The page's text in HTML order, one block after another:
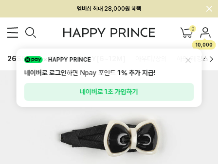
회원전용 아울렛, 가입하면 ~60% 할인!
멤버십 최대 28,000원 혜택 0
10,000
26SS 신상 BEST BABY[6~12M] 하의/레깅스
HAPPY PRINCE
네이버로 로그인하면 Npay 포인트1%추가 지급!
네이버로 1초 가입하기